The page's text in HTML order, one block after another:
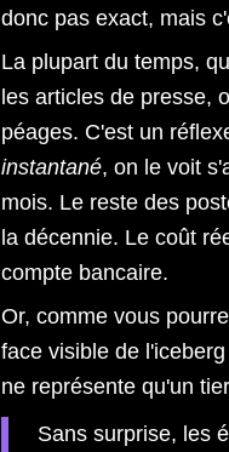
donc pas exact, mais
La plupart du temps,
les articles de presse,
péages. C'est un
instantané, on le voit
mois. Le reste des
la décennie. Le coût
compte bancaire.
Or, comme vous
face visible de
ne représente qu'un
Sans surprise, les